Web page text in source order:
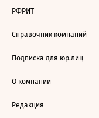
РФРИТ
Справочник компаний
Подписка для юр.лиц
О компании
Редакция